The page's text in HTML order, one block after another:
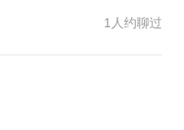
通，明晰职业发展路
1人约聊过